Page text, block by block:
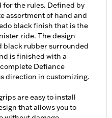
the rules. Defined by
assortment of hand and
black finish that is the
ride. The design
black rubber surrounded
is finished with a
Defiance
direction in customizing.
are easy to install
that allows you to